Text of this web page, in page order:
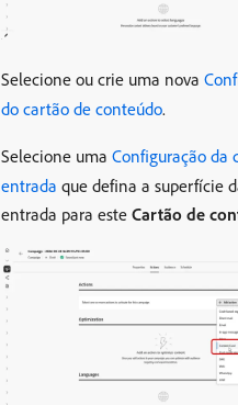
Selecione ou crie uma nova
do cartão de conteúdo.
Selecione uma Configuração da
entrada que defina a superfície
entrada para este Cartão de